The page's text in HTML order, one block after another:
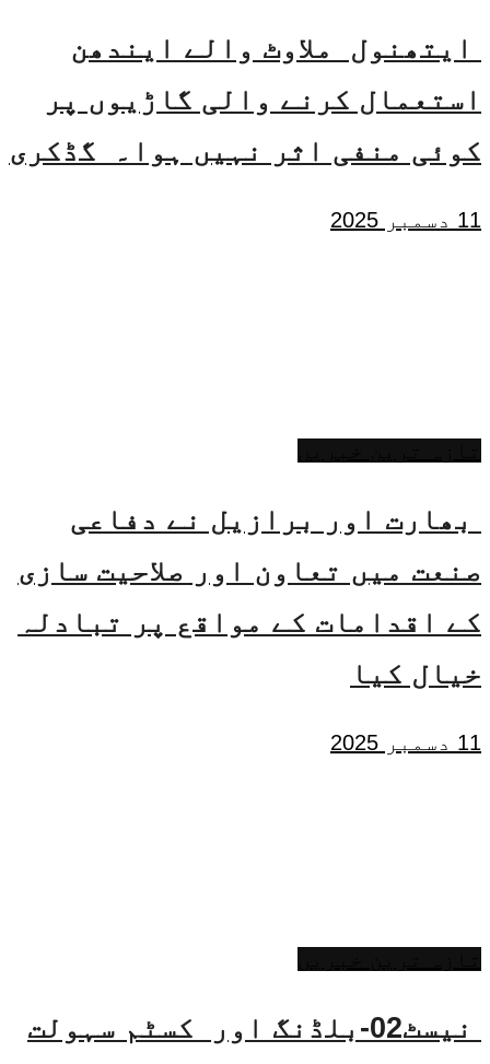
ایتھنول ملاوٹ والے ایندھن
استعمال کرنے والی گاڑیوں پر
کوئی منفی اثر نہیں ہوا۔ گڈکری
11 دسمبر 2025
بھارت اور برازیل نے دفاعی
صنعت میں تعاون اور صلاحیت سازی
کے اقدامات کے مواقع پر تبادلہ
خیال کیا
11 دسمبر 2025
نیسٹ02-بلڈنگ اور کسٹم سہولت